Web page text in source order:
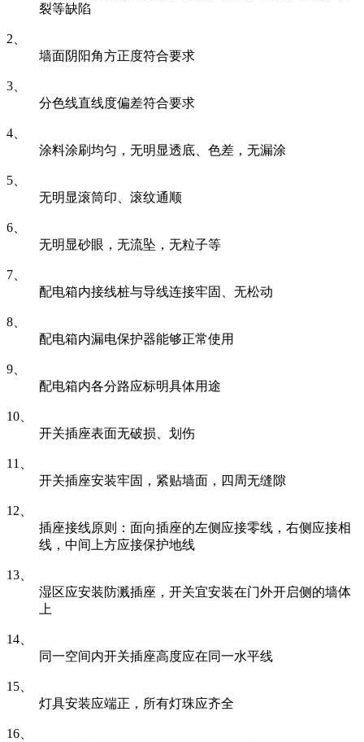
裂等缺陷
2、
墙面阴阳角方正度符合要求
3、
分色线直线度偏差符合要求
4、
涂料涂刷均匀，无明显透底、色差，无漏涂
5、
无明显滚筒印、滚纹通顺
6、
无明显砂眼，无流坠，无粒子等
7、
配电箱内接线桩与导线连接牢固、无松动
8、
配电箱内漏电保护器能够正常使用
9、
配电箱内各分路应标明具体用途
10、
开关插座表面无破损、划伤
11、
开关插座安装牢固，紧贴墙面，四周无缝隙
12、
插座接线原则：面向插座的左侧应接零线，右侧应接相
线，中间上方应接保护地线
13、
湿区应安装防溅插座，开关宜安装在门外开启侧的墙体
上
14、
同一空间内开关插座高度应在同一水平线
15、
灯具安装应端正，所有灯珠应齐全
16、